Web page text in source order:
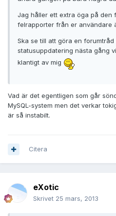
Jag håller ett extra öga på den
felrapporter från er användare
Ska se till att göra en
statusuppdatering nästa gång
klantigt av mig
Vad är det egentligen som går
MySQL-system men det verkar
är så instabilt.
Citera
eXotic
Skrivet 25 mars, 2013